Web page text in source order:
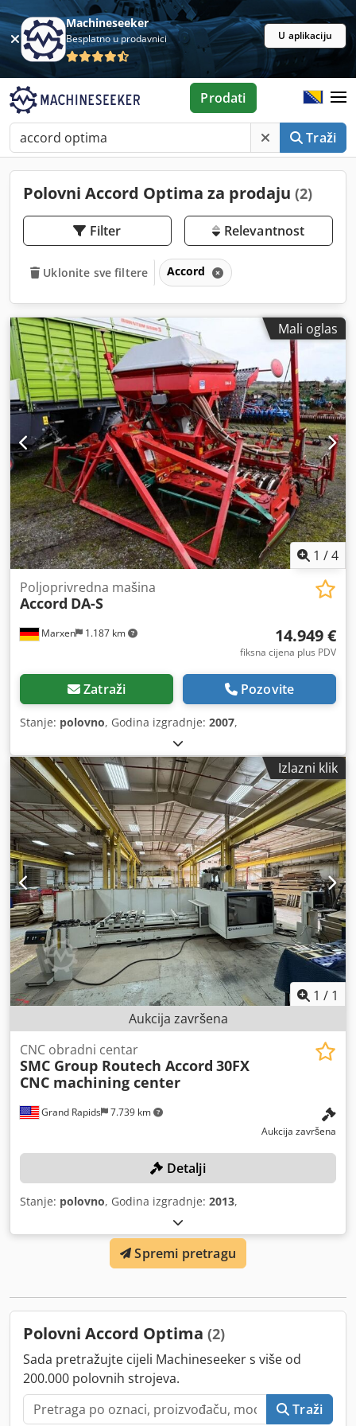
Machineseeker
Besplatno u prodavnici U aplikaciju
Traži
Prodati
Polovni Accord Optima za prodaju (2)
Filter Relevantnost
Uklonite sve filtere Accord
Mali oglas
1 /4
Marxen 1.187 km
Poljoprivredna mašina
Accord DA-S
14.949 €
fiksna cijena plus PDV
Zatraži Pozovite
Stanje: polovno, Godina izgradnje: 2007,
Izlazni klik
1 / 1
Aukcija završena
Grand Rapids 7.739 km
CNC obradni centar
SMC Group Routech Accord 30FX
CNC machining center
Aukcija završena
Detalji
Stanje: polovno, Godina izgradnje: 2013,
Spremi pretragu
Polovni Accord Optima (2)
Sada pretražujte cijeli Machineseeker s više od
200.000 polovnih strojeva.
Traži